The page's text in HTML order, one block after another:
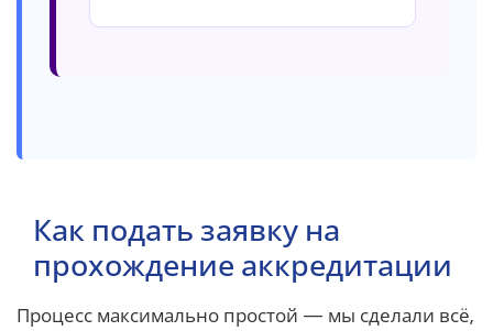
Как подать заявку на
прохождение аккредитации
Процесс максимально простой — мы сделали всё,